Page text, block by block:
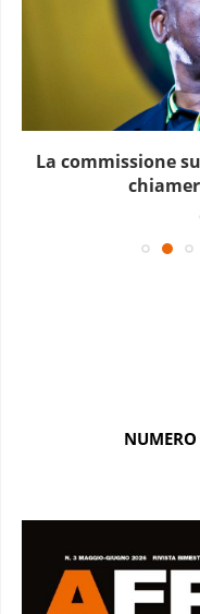
La commissione